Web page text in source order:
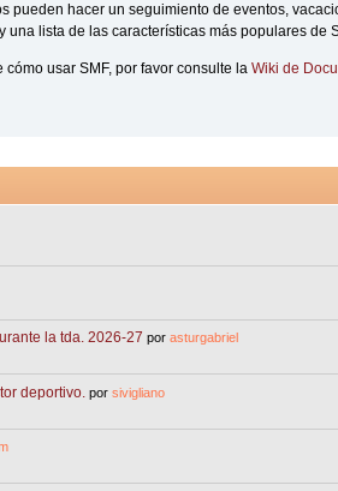
pueden hacer un seguimiento de eventos,
una lista de las características más populares de
usar SMF, por favor consulte la Wiki de
la tda. 2026-27 porasturgabriel
deportivo. porsivigliano